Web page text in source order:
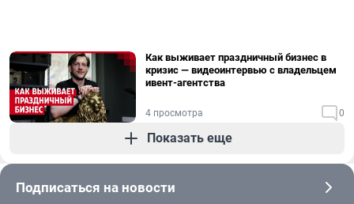
Как выживает праздничный бизнес в
кризис — видеоинтервью с владельцем
ивент-агентства
4 просмотра 0
Показать еще
Подписаться на новости